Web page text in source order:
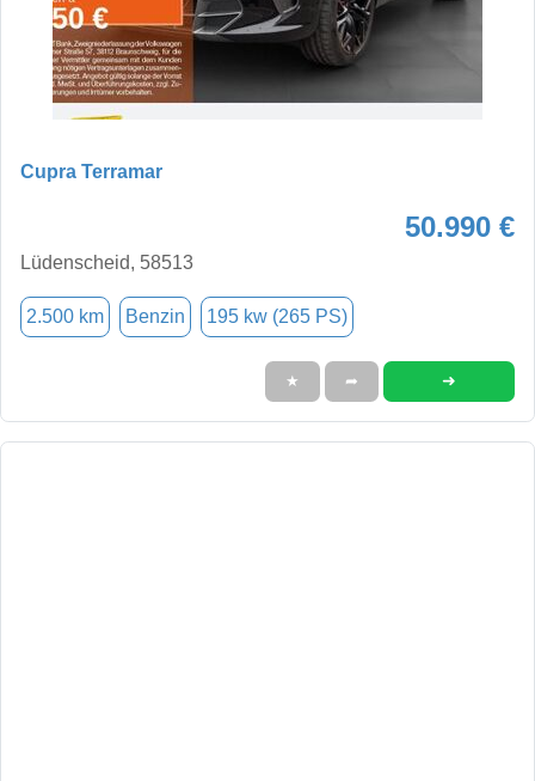
Cupra Terramar
50.990 €
Lüdenscheid, 58513
2.500 km Benzin 195 kw (265 PS)
★ ➦ ➜